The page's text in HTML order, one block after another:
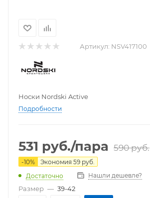
Артикул: NSV417100
Носки Nordski Active
Подробности
531 руб./пара 590руб.
-10% Экономия 59 руб.
Достаточно
Нашли дешевле?
Размер — 39-42